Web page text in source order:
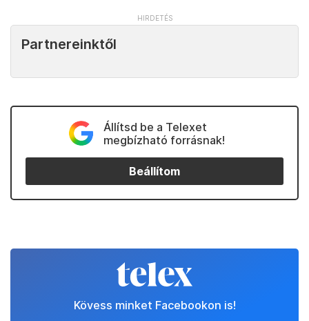
Partnereinktől
Állítsd be a Telexet
megbízható forrásnak!
Beállítom
Kövess minket Facebookon is!